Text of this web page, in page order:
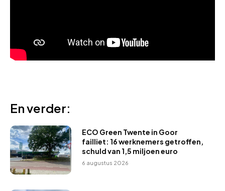
En verder:
ECO Green Twente in Goor
failliet: 16 werknemers getroffen,
schuld van 1,5 miljoen euro
6 augustus 2026